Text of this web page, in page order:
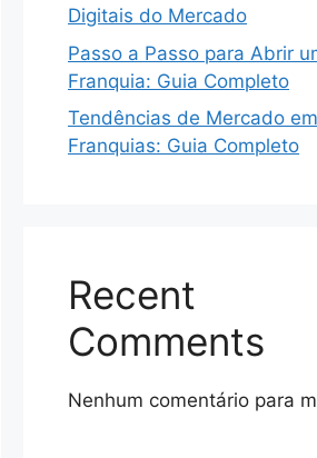
Digitais do Mercado
Passo a Passo para Abrir
Franquia: Guia Completo
Tendências de Mercado em
Franquias: Guia Completo
Recent
Comments
Nenhum comentário para